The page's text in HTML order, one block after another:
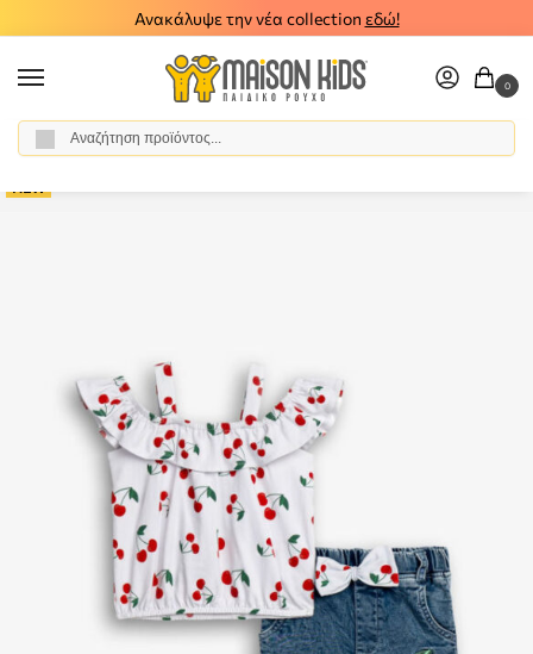
Ανακάλυψε την νέα collection εδώ!
0
Αρχική σελίδα / Κορίτσι / Ρούχα